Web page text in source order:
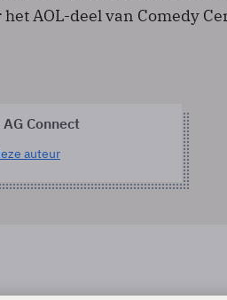
AOL-deel van Comedy
Connect
auteur